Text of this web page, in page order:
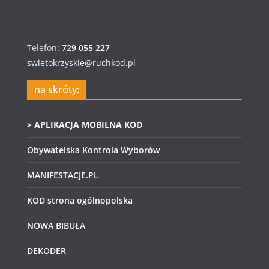
Telefon: 729 055 227
swietokrzyskie@ruchkod.pl
na skróty:
> APLIKACJA MOBILNA KOD
Obywatelska Kontrola Wyborów
MANIFESTACJE.PL
KOD strona ogólnopolska
NOWA BIBUŁA
DEKODER